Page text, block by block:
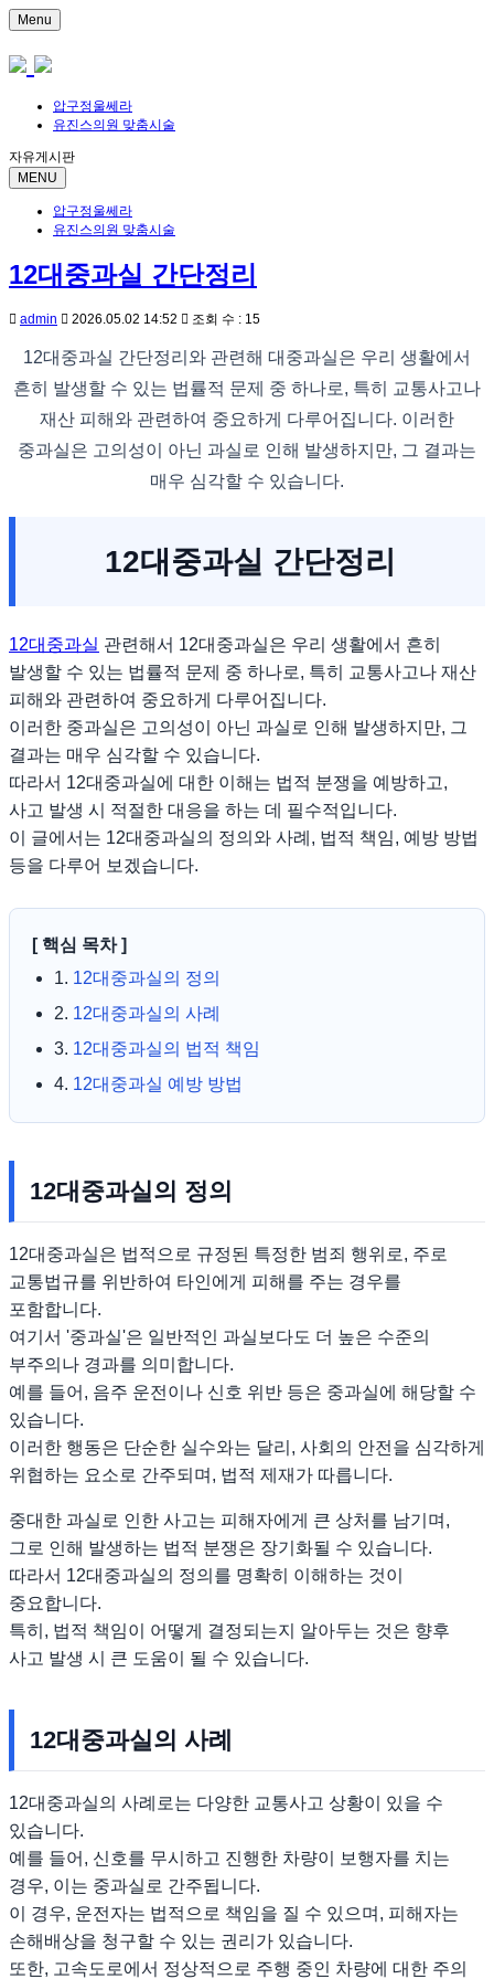
Menu
압구정울쎄라
유진스의원 맞춤시술
자유게시판
MENU
압구정울쎄라
유진스의원 맞춤시술
12대중과실 간단정리
admin 2026.05.02 14:52 조회 수 : 15
12대중과실 간단정리와 관련해 대중과실은 우리 생활에서
흔히 발생할 수 있는 법률적 문제 중 하나로, 특히 교통사고나
재산 피해와 관련하여 중요하게 다루어집니다. 이러한
중과실은 고의성이 아닌 과실로 인해 발생하지만, 그 결과는
매우 심각할 수 있습니다.
12대중과실 간단정리
12대중과실 관련해서 12대중과실은 우리 생활에서 흔히
발생할 수 있는 법률적 문제 중 하나로, 특히 교통사고나 재산
피해와 관련하여 중요하게 다루어집니다.
이러한 중과실은 고의성이 아닌 과실로 인해 발생하지만, 그
결과는 매우 심각할 수 있습니다.
따라서 12대중과실에 대한 이해는 법적 분쟁을 예방하고,
사고 발생 시 적절한 대응을 하는 데 필수적입니다.
이 글에서는 12대중과실의 정의와 사례, 법적 책임, 예방 방법
등을 다루어 보겠습니다.
[ 핵심 목차 ]
1. 12대중과실의 정의
2. 12대중과실의 사례
3. 12대중과실의 법적 책임
4. 12대중과실 예방 방법
12대중과실의 정의
12대중과실은 법적으로 규정된 특정한 범죄 행위로, 주로
교통법규를 위반하여 타인에게 피해를 주는 경우를
포함합니다.
여기서 '중과실'은 일반적인 과실보다도 더 높은 수준의
부주의나 경과를 의미합니다.
예를 들어, 음주 운전이나 신호 위반 등은 중과실에 해당할 수
있습니다.
이러한 행동은 단순한 실수와는 달리, 사회의 안전을 심각하게
위협하는 요소로 간주되며, 법적 제재가 따릅니다.
중대한 과실로 인한 사고는 피해자에게 큰 상처를 남기며,
그로 인해 발생하는 법적 분쟁은 장기화될 수 있습니다.
따라서 12대중과실의 정의를 명확히 이해하는 것이
중요합니다.
특히, 법적 책임이 어떻게 결정되는지 알아두는 것은 향후
사고 발생 시 큰 도움이 될 수 있습니다.
12대중과실의 사례
12대중과실의 사례로는 다양한 교통사고 상황이 있을 수
있습니다.
예를 들어, 신호를 무시하고 진행한 차량이 보행자를 치는
경우, 이는 중과실로 간주됩니다.
이 경우, 운전자는 법적으로 책임을 질 수 있으며, 피해자는
손해배상을 청구할 수 있는 권리가 있습니다.
또한, 고속도로에서 정상적으로 주행 중인 차량에 대한 주의